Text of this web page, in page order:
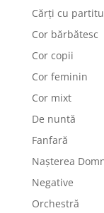
Cărți cu
Cor bărbătesc
Cor copii
Cor feminin
Cor mixt
De nuntă
Fanfară
Nașterea
Negative
Orchestră